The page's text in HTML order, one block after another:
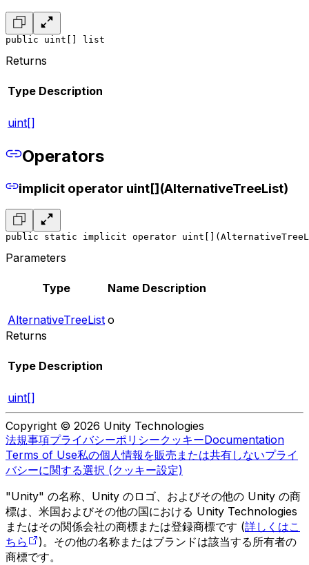
public uint[] list
Returns
Type Description
uint[]
Operators
implicit operator uint[](AlternativeTreeList)
public static implicit operator
Parameters
Type Name Description
AlternativeTreeList o
Returns
Type Description
uint[]
Copyright © 2026 Unity Technologies
法規事項プライバシーポリシークッキーDocumentation
Terms of Use私の個人情報を販売または共有しないプライ
バシーに関する選択 (クッキー設定)
"Unity" の名称、Unity のロゴ、およびその他の Unity の商
標は、米国およびその他の国における Unity Technologies
またはその関係会社の商標または登録商標です (詳しくはこ
ちら
)。その他の名称またはブランドは該当する所有者の
商標です。